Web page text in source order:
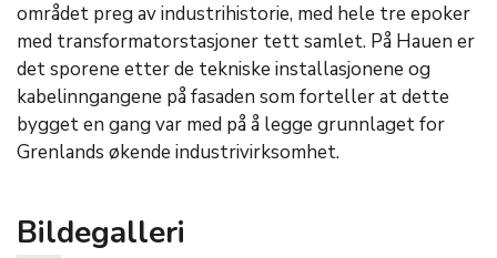
området preg av industrihistorie, med hele tre epoker
med transformatorstasjoner tett samlet. På Hauen er
det sporene etter de tekniske installasjonene og
kabelinngangene på fasaden som forteller at dette
bygget en gang var med på å legge grunnlaget for
Grenlands økende industrivirksomhet.
Bildegalleri